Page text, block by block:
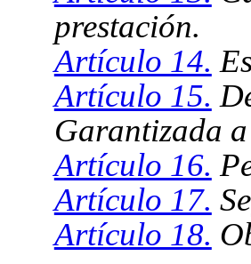
prestación.
Artículo 14.
Artículo 15.
Garantizada
Artículo 16.
Artículo 17.
Artículo 18.